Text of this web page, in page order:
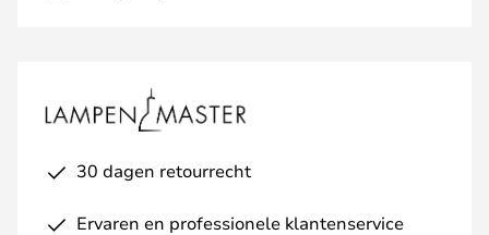
30 dagen retourrecht
Ervaren en professionele klantenservice